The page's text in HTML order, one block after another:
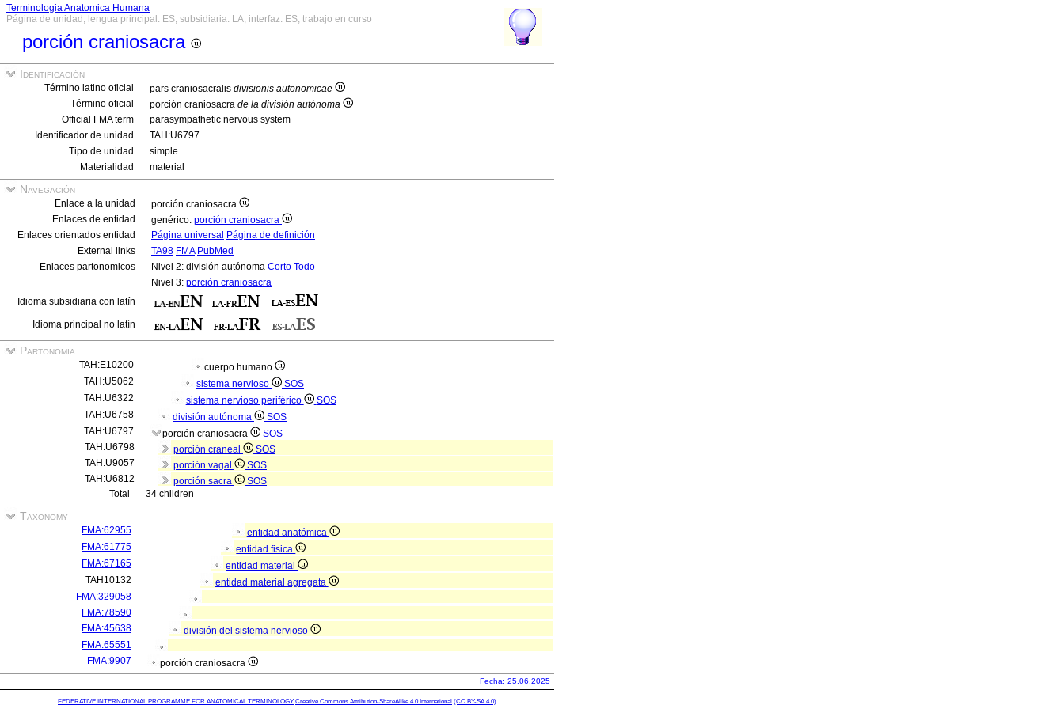
Terminologia Anatomica Humana
Página de unidad, lengua principal: ES, subsidiaria: LA, interfaz: ES, trabajo en curso
porción craniosacra
Identificación
Término latino oficial pars craniosacralis divisionis autonomicae
Término oficial
porción craniosacra de la división autónoma
Official FMA term
parasympathetic nervous system
Identificador de unidad
TAH:U6797
Tipo de unidad
simple
Materialidad
material
Navegación
Enlace a la unidad
porción craniosacra
Enlaces de entidad
genérico: porción craniosacra
Enlaces orientados entidad
Página universal Página de definición
External links
TA98 FMA PubMed
Enlaces partonomicos
Nivel 2: división autónoma Corto Todo
Nivel 3: porción craniosacra
Idioma subsidiaria con latín
Idioma principal no latín
Partonomia
TAH:E10200
cuerpo humano
TAH:U5062
sistema nervioso
SOS
TAH:U6322
sistema nervioso periférico
SOS
TAH:U6758
división autónoma
SOS
TAH:U6797
porción craniosacra
SOS
TAH:U6798
porción craneal
SOS
TAH:U9057
porción vagal
SOS
TAH:U6812
porción sacra
SOS
Total
34 children
Taxonomy
FMA:62955
entidad anatómica
FMA:61775
entidad fisica
FMA:67165
entidad material
TAH10132
entidad material agregata
FMA:329058
FMA:78590
FMA:45638
división del sistema nervioso
FMA:65551
FMA:9907
porción craniosacra
Fecha: 25.06.2025
FEDERATIVE INTERNATIONAL PROGRAMME FOR ANATOMICAL TERMINOLOGY Creative Commons Attribution-ShareAlike 4.0 International (CC BY-SA 4.0)